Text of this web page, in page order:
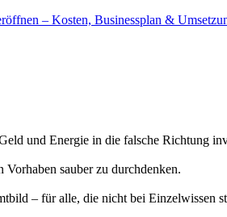
– Kosten, Businessplan &
und Energie in die falsche Richtung
sauber zu durchdenken.
– für alle, die nicht bei Einzelwissen